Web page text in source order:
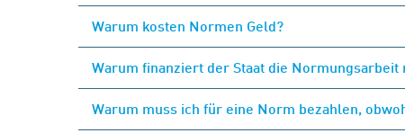
Warum kosten Normen Geld?
Warum finanziert der Staat die Normungsarbeit
Warum muss ich für eine Norm bezahlen,